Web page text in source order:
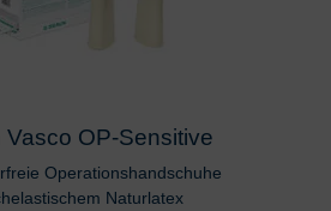
Vasco OP-Sensitive
Operationshandschuhe
Naturlatex